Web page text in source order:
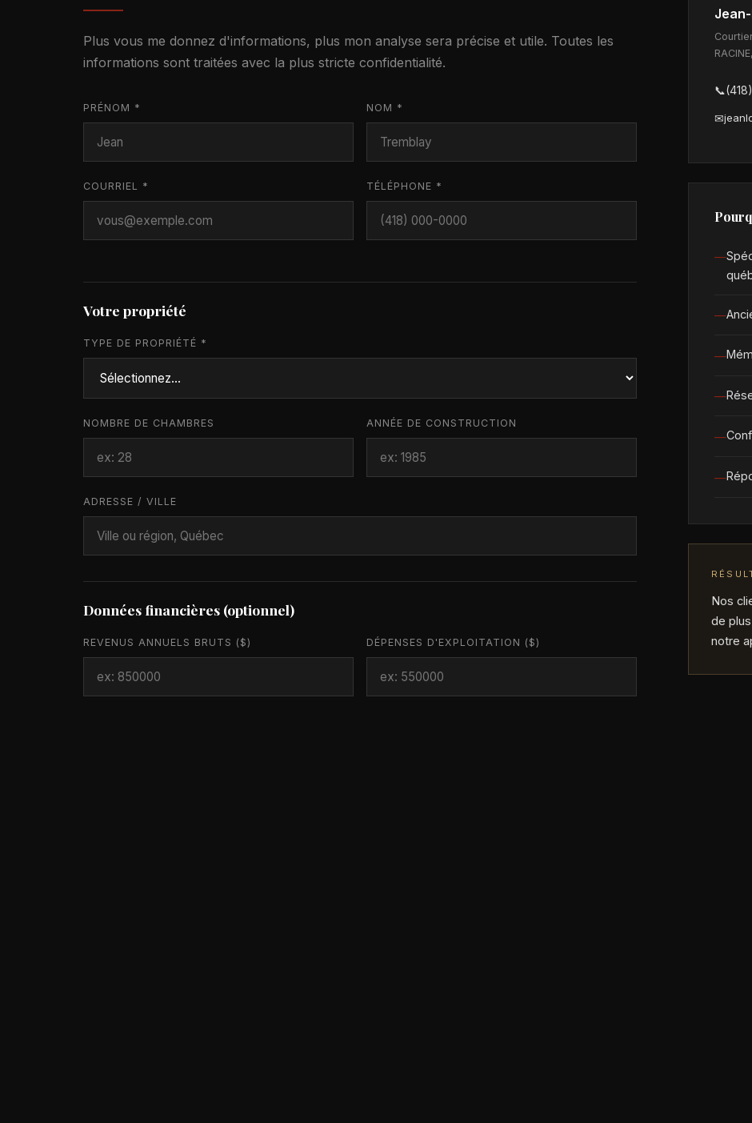
Plus vous me donnez d'informations, plus mon analyse sera précise et utile. Toutes les
informations sont traitées avec la plus stricte confidentialité.
PRÉNOM * NOM *
COURRIEL * TÉLÉPHONE *
Votre propriété
TYPE DE PROPRIÉTÉ *
NOMBRE DE CHAMBRES ANNÉE DE CONSTRUCTION
ADRESSE / VILLE
Données financières (optionnel)
REVENUS ANNUELS BRUTS ($) DÉPENSES D'EXPLOITATION ($)
📞
✉
Nos
de
notre